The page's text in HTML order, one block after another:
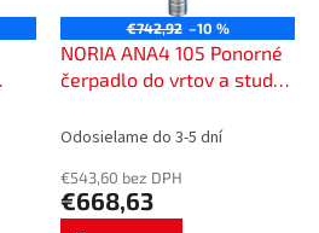
€742,92 –10 %
NORIA ANA4 105 Ponorné
čerpadlo do vrtov a studní,
káblom, 401150
Odosielame do 3-5 dní
€543,60 bez DPH
€668,63